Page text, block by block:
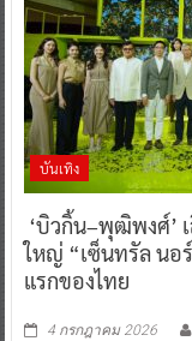
บันเทิง
‘บิวกิ้น–พุฒิพงศ์’
ใหญ่ “เซ็นทรัล นอ
แรกของไทย
4 กรกฎาคม 2026